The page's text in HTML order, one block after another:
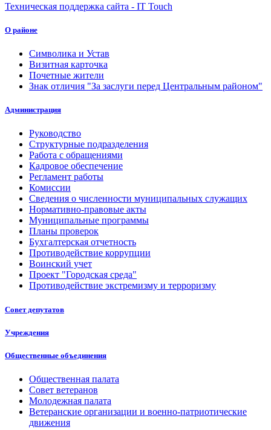
Техническая поддержка сайта - IT Touch
О районе
Символика и Устав
Визитная карточка
Почетные жители
Знак отличия "За заслуги перед Центральным районом"
Администрация
Руководство
Структурные подразделения
Работа с обращениями
Кадровое обеспечение
Регламент работы
Комиссии
Сведения о численности муниципальных служащих
Нормативно-правовые акты
Муниципальные программы
Планы проверок
Бухгалтерская отчетность
Противодействие коррупции
Воинский учет
Проект "Городская среда"
Противодействие экстремизму и терроризму
Совет депутатов
Учреждения
Общественные объединения
Общественная палата
Совет ветеранов
Молодежная палата
Ветеранские организации и военно-патриотические
движения